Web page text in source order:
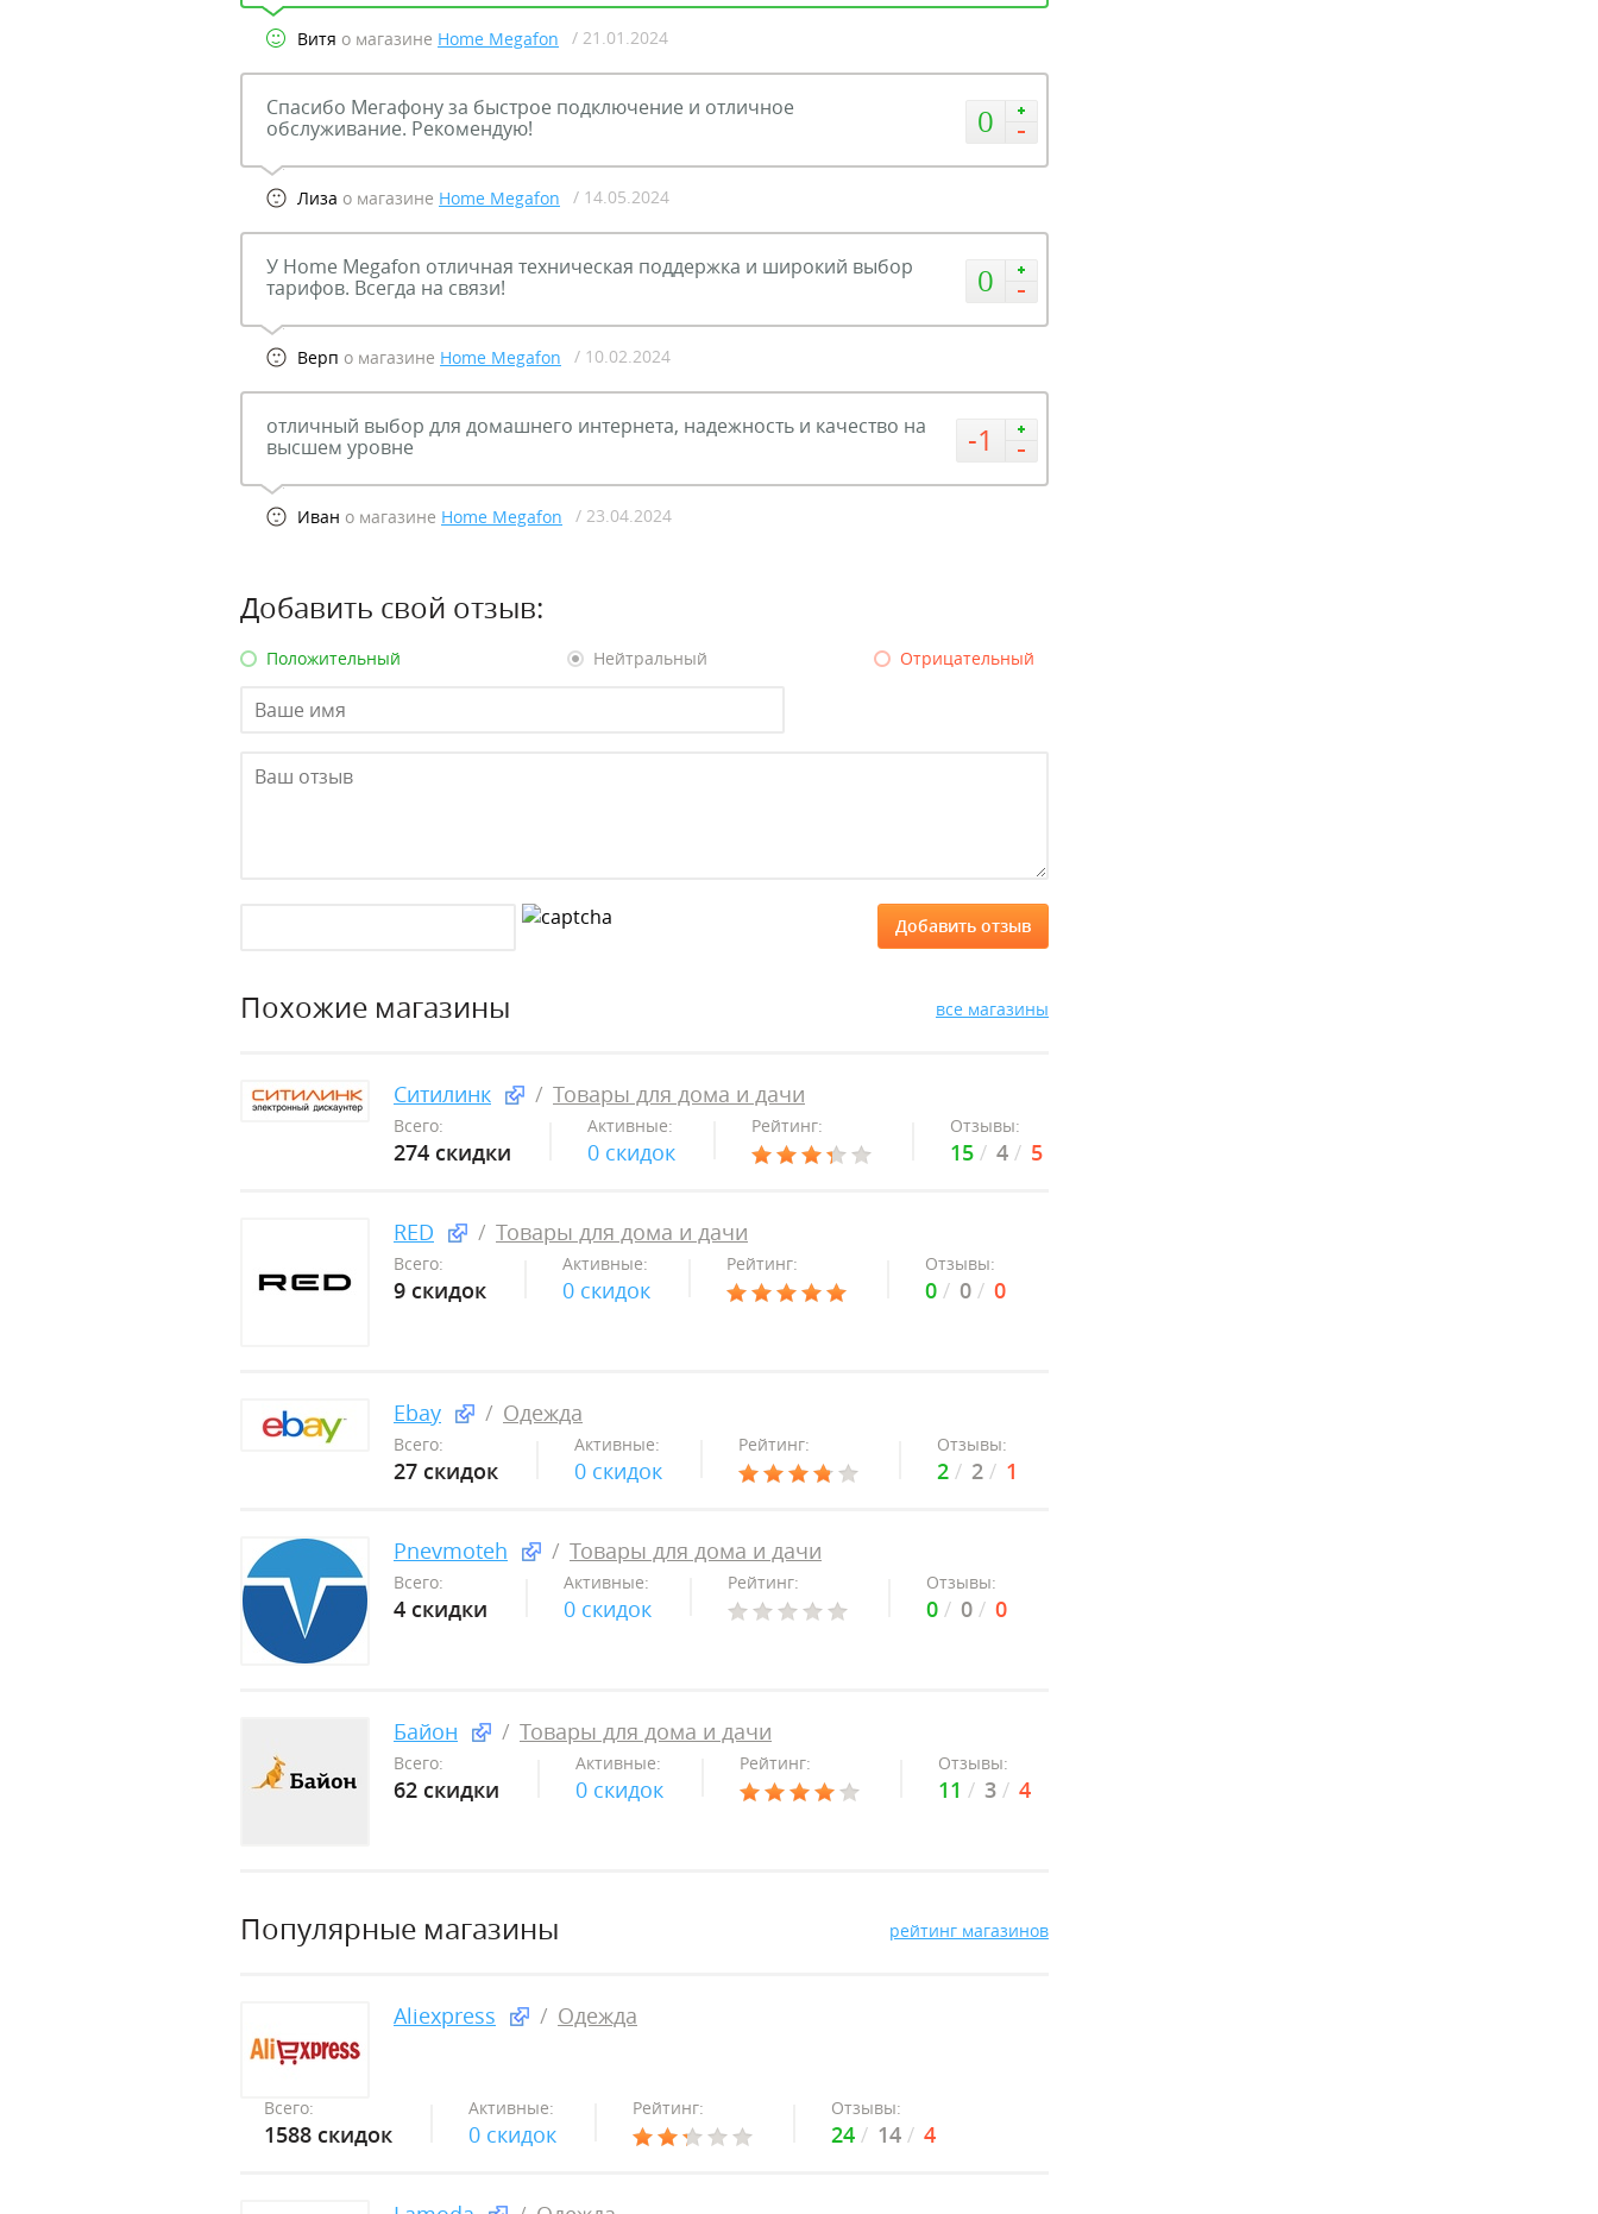
Витя о магазине Home Megafon / 21.01.2024
0
Спасибо Мегафону за быстрое подключение и отличное
обслуживание. Рекомендую!
Лиза о магазине Home Megafon / 14.05.2024
0
У Home Megafon отличная техническая поддержка и широкий выбор
тарифов. Всегда на связи!
Верп о магазине Home Megafon / 10.02.2024
-1
отличный выбор для домашнего интернета, надежность и качество на
высшем уровне
Иван о магазине Home Megafon / 23.04.2024
Добавить свой отзыв:
Положительный Нейтральный Отрицательный
Похожие магазины все магазины
Ситилинк Товары для дома и дачи
Всего:
274 скидки
Активные:
0 скидок
Рейтинг: Отзывы:
15 4 5
RED Товары для дома и дачи
Всего:
9 скидок
Активные:
0 скидок
Рейтинг: Отзывы:
0 0 0
Ebay Одежда
Всего:
27 скидок
Активные:
0 скидок
Рейтинг: Отзывы:
2 2 1
Pnevmoteh Товары для дома и дачи
Всего:
4 скидки
Активные:
0 скидок
Рейтинг: Отзывы:
0 0 0
Байон Товары для дома и дачи
Всего:
62 скидки
Активные:
0 скидок
Рейтинг: Отзывы:
11 3 4
Популярные магазины рейтинг магазинов
Aliexpress Одежда
Всего:
1588 скидок
Активные:
0 скидок
Рейтинг: Отзывы:
24 14 4